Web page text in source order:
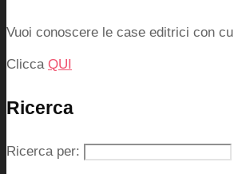
Vuoi conoscere le case editrici con
Clicca QUI
Ricerca
Ricerca per: